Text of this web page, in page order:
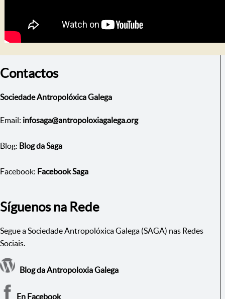
Contactos
Sociedade Antropolóxica Galega
Email: infosaga@antropoloxiagalega.org
Blog: Blog da Saga
Facebook: Facebook Saga
Síguenos na Rede
Segue a Sociedade Antropolóxica Galega (SAGA) nas Redes
Sociais.
Blog da Antropoloxia Galega
En Facebook